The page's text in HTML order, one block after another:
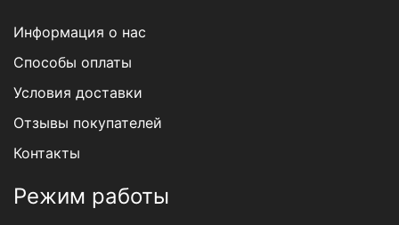
Информация о нас
Способы оплаты
Условия доставки
Отзывы покупателей
Контакты
Режим работы